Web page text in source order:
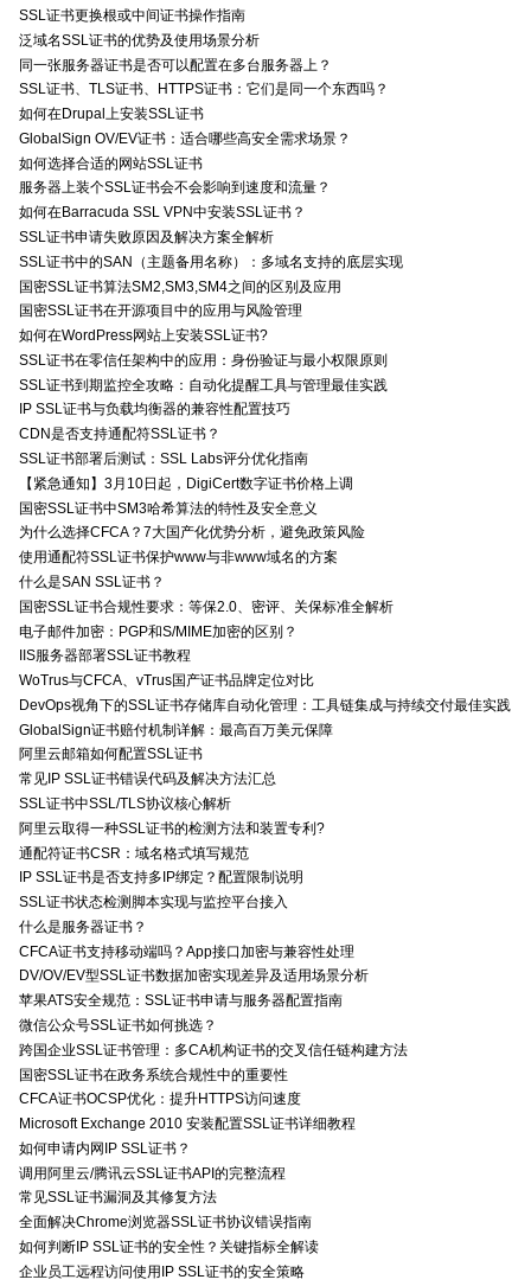
SSL证书更换根或中间证书操作指南
泛域名SSL证书的优势及使用场景分析
同一张服务器证书是否可以配置在多台服务器上？
SSL证书、TLS证书、HTTPS证书：它们是同一个东西吗？
如何在Drupal上安装SSL证书
GlobalSign OV/EV证书：适合哪些高安全需求场景？
如何选择合适的网站SSL证书
服务器上装个SSL证书会不会影响到速度和流量？
如何在Barracuda SSL VPN中安装SSL证书？
SSL证书申请失败原因及解决方案全解析
SSL证书中的SAN（主题备用名称）：多域名支持的底层实现
国密SSL证书算法SM2,SM3,SM4之间的区别及应用
国密SSL证书在开源项目中的应用与风险管理
如何在WordPress网站上安装SSL证书?
SSL证书在零信任架构中的应用：身份验证与最小权限原则
SSL证书到期监控全攻略：自动化提醒工具与管理最佳实践
IP SSL证书与负载均衡器的兼容性配置技巧
CDN是否支持通配符SSL证书？
SSL证书部署后测试：SSL Labs评分优化指南
【紧急通知】3月10日起，DigiCert数字证书价格上调
国密SSL证书中SM3哈希算法的特性及安全意义
为什么选择CFCA？7大国产化优势分析，避免政策风险
使用通配符SSL证书保护www与非www域名的方案
什么是SAN SSL证书？
国密SSL证书合规性要求：等保2.0、密评、关保标准全解析
电子邮件加密：PGP和S/MIME加密的区别？
IIS服务器部署SSL证书教程
WoTrus与CFCA、vTrus国产证书品牌定位对比
DevOps视角下的SSL证书存储库自动化管理：工具链集成与持续交付最佳实践
GlobalSign证书赔付机制详解：最高百万美元保障
阿里云邮箱如何配置SSL证书
常见IP SSL证书错误代码及解决方法汇总
SSL证书中SSL/TLS协议核心解析
阿里云取得一种SSL证书的检测方法和装置专利?
通配符证书CSR：域名格式填写规范
IP SSL证书是否支持多IP绑定？配置限制说明
SSL证书状态检测脚本实现与监控平台接入
什么是服务器证书？
CFCA证书支持移动端吗？App接口加密与兼容性处理
DV/OV/EV型SSL证书数据加密实现差异及适用场景分析
苹果ATS安全规范：SSL证书申请与服务器配置指南
微信公众号SSL证书如何挑选？
跨国企业SSL证书管理：多CA机构证书的交叉信任链构建方法
国密SSL证书在政务系统合规性中的重要性
CFCA证书OCSP优化：提升HTTPS访问速度
Microsoft Exchange 2010 安装配置SSL证书详细教程
如何申请内网IP SSL证书？
调用阿里云/腾讯云SSL证书API的完整流程
常见SSL证书漏洞及其修复方法
全面解决Chrome浏览器SSL证书协议错误指南
如何判断IP SSL证书的安全性？关键指标全解读
企业员工远程访问使用IP SSL证书的安全策略